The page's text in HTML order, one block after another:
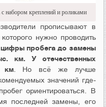
с набором креплений и роликами
прописывают в
нужно проводить
пробега до замены
км. У отечественных
км. Но всё же лучше
значений где-
ориентироваться. В
последней замены, его